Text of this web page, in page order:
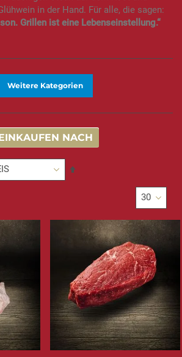
in der Hand. Für alle, die sagen:
Grillen ist eine Lebenseinstellung.“
Weitere Kategorien
NACH
In